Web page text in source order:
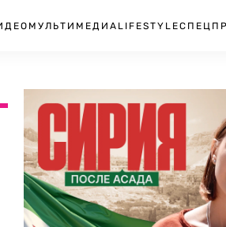
МУЛЬТИМЕДИА LIFESTYLE